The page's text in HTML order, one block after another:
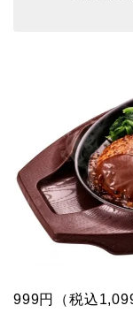
999円（税込